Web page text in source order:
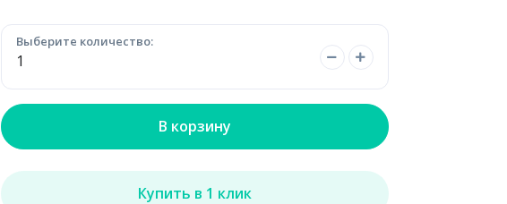
Выберите количество:
В корзину
Купить в 1 клик